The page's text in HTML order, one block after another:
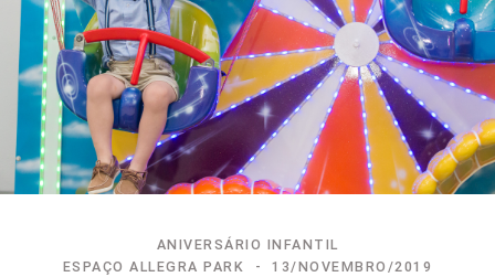
ANIVERSÁRIO INFANTIL
ESPAÇO ALLEGRA PARK
13/NOVEMBRO/2019